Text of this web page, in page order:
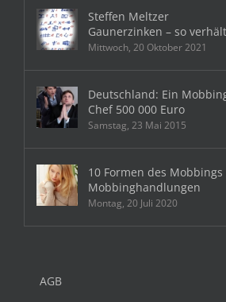
Steffen Meltzer
Gaunerzinken – so
Mittwoch, 20 Oktober 2021
Deutschland: Ein
Chef 500 000 Euro
Samstag, 23 Mai 2015
10 Formen des
Mobbinghandlungen
Montag, 20 Juli 2020
AGB